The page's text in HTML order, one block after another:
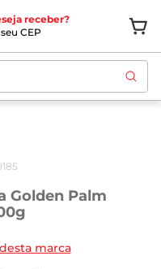
receber?
CEP
Golden Palm
marca